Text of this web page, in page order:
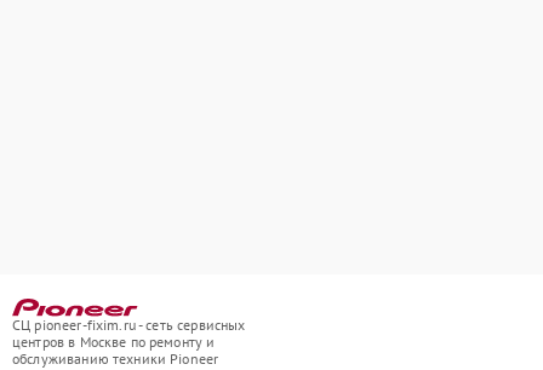
СЦ pioneer-fixim.ru - сеть сервисных
центров в Москве по ремонту и
обслуживанию техники Pioneer